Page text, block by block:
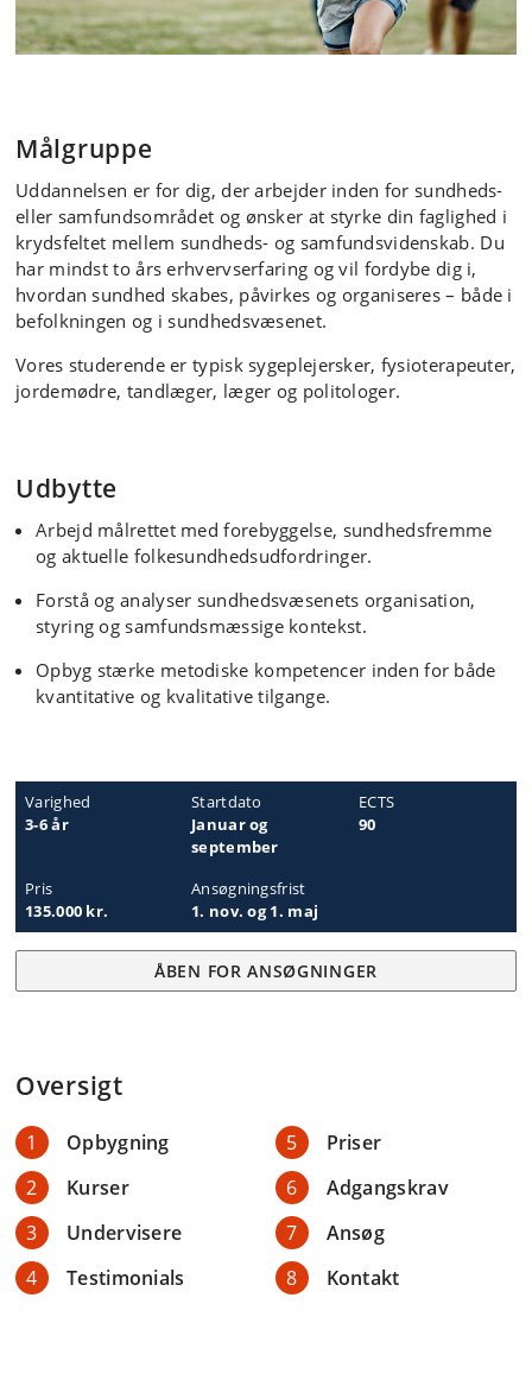
Master of Public Health
Forstå sundhed i et bredt
samfundsmæssigt perspektiv
Målgruppe
Uddannelsen er for dig, der arbejder inden for sundheds-
eller samfundsområdet og ønsker at styrke din faglighed i
krydsfeltet mellem sundheds- og samfundsvidenskab. Du
har mindst to års erhvervserfaring og vil fordybe dig i,
hvordan sundhed skabes, påvirkes og organiseres – både i
befolkningen og i sundhedsvæsenet.
Vores studerende er typisk sygeplejersker, fysioterapeuter,
jordemødre, tandlæger, læger og politologer.
Udbytte
Arbejd målrettet med forebyggelse, sundhedsfremme
og aktuelle folkesundhedsudfordringer.
Forstå og analyser sundhedsvæsenets organisation,
styring og samfundsmæssige kontekst.
Opbyg stærke metodiske kompetencer inden for både
kvantitative og kvalitative tilgange.
Varighed
3-6 år
Startdato
Januar og
september
ECTS
90
Pris
135.000 kr.
Ansøgningsfrist
1. nov. og 1. maj
ÅBEN FOR ANSØGNINGER
Oversigt
Opbygning
Kurser
Undervisere
Testimonials
Priser
Adgangskrav
Ansøg
Kontakt